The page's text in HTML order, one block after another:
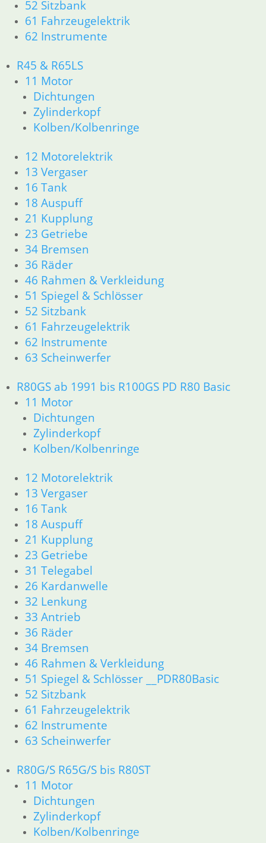
52 Sitzbank
61 Fahrzeugelektrik
62 Instrumente
R45 & R65LS
11 Motor
Dichtungen
Zylinderkopf
Kolben/Kolbenringe
12 Motorelektrik
13 Vergaser
16 Tank
18 Auspuff
21 Kupplung
23 Getriebe
34 Bremsen
36 Räder
46 Rahmen & Verkleidung
51 Spiegel & Schlösser
52 Sitzbank
61 Fahrzeugelektrik
62 Instrumente
63 Scheinwerfer
R80GS ab 1991 bis R100GS PD R80 Basic
11 Motor
Dichtungen
Zylinderkopf
Kolben/Kolbenringe
12 Motorelektrik
13 Vergaser
16 Tank
18 Auspuff
21 Kupplung
23 Getriebe
31 Telegabel
26 Kardanwelle
32 Lenkung
33 Antrieb
36 Räder
34 Bremsen
46 Rahmen & Verkleidung
51 Spiegel & Schlösser __PDR80Basic
52 Sitzbank
61 Fahrzeugelektrik
62 Instrumente
63 Scheinwerfer
R80G/S R65G/S bis R80ST
11 Motor
Dichtungen
Zylinderkopf
Kolben/Kolbenringe
33 Antrieb
34 Bremsen
36 Räder
51 Spiegel & Schlösser
52 Sitzbank
61 Fahrzeugelektrik
62 Instrumente
63 Scheinwerfer
11 Motor
Dichtungen
Kolben/Kolbenringe
Zylinderkopf
12 Motorelektrik
13 Vergaser
16 Tank
18 Auspuff
21 Kupplung
23 Getriebe
26 Kardanwelle
31 Telegabel
32 Lenkung
33 Antrieb
34 Bremsen
36 Räder
51 Spiegel & Schlösser
52 Sitzbank
61 Fahrzeugelektrik
62 Instrumente
R 60/7 – R 100 RT Bj. 1976 – 1979
11 Motor
Kolben/Kolbenringe
Zylinderkopf
12 Motorelektrik
13 Vergaser
16 Tank
18 Auspuff
21 Kupplung
23 Getriebe
26 Kardanwelle
31 Telegabel
32 Lenkung
33 Antrieb
34 Bremsen
36 Räder
46 Rahmen & Verkleidung
51 Spiegel & Schlösser
52 Sitzbank
61 Fahrzeugelektrik
62 Instrumente
63 Scheinwerfer
11 Motor
Dichtungen
Kolben/Kolbenringe
Zylinderkopf
12 Motorelektrik
13 Vergaser